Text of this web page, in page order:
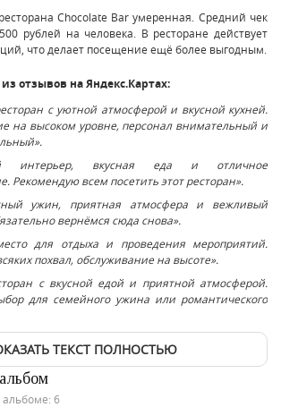
Chocolate Bar умеренная. Средний чек
рублей на человека. В ресторане действует
что делает посещение ещё более выгодным.
отзывов на Яндекс.Картах:
с уютной атмосферой и вкусной кухней.
на высоком уровне, персонал внимательный и
интерьер, вкусная еда и отличное
Рекомендую всем посетить этот ресторан».
ужин, приятная атмосфера и вежливый
вернёмся сюда снова».
для отдыха и проведения мероприятий.
похвал, обслуживание на высоте».
с вкусной едой и приятной атмосферой.
для семейного ужина или романтического
ТЕКСТ ПОЛНОСТЬЮ
альбоме: 6